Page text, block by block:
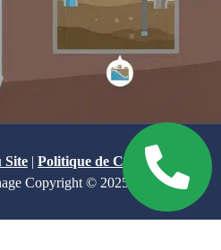
Site | Politique de Confidentialité
Copyright © 2025